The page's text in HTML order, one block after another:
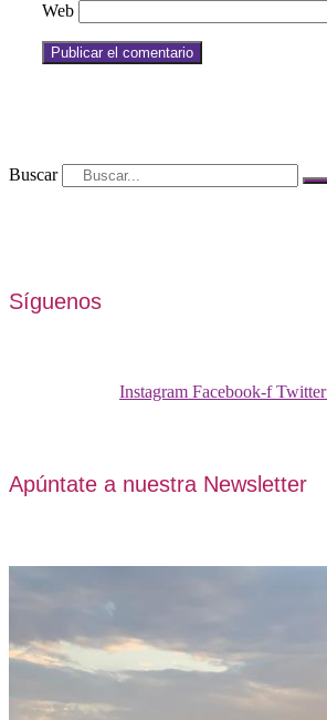
Web
Buscar
Síguenos
Instagram Facebook-f Twitter
Apúntate a nuestra Newsletter